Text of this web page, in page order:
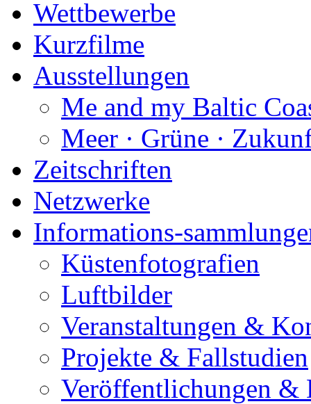
Wettbewerbe
Kurzfilme
Ausstellungen
Me and my Baltic
Meer · Grüne ·
Zeitschriften
Netzwerke
Informations-
Küstenfotografien
Luftbilder
Veranstaltungen &
Projekte & Fallstudien
Veröffentlichungen &